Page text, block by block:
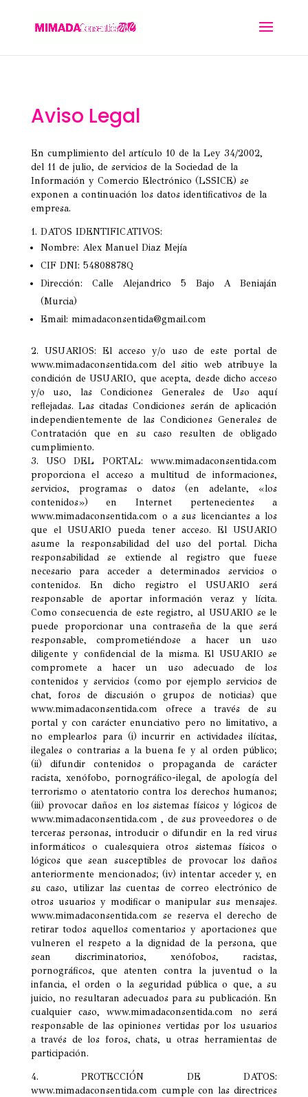
Aviso Legal
En cumplimiento del artículo 10 de la Ley 34/2002,
del 11 de julio, de servicios de la Sociedad de la
Información y Comercio Electrónico (LSSICE) se
exponen a continuación los datos identificativos de la
empresa.
1. DATOS IDENTIFICATIVOS:
Nombre: Alex Manuel Diaz Mejía
CIF DNI: 54808878Q
Dirección: Calle Alejandrico 5 Bajo ABeniaján
(Murcia)
Email: mimadaconsentida@gmail.com
2. USUARIOS: El acceso y/o uso de este portal de
www.mimadaconsentida.com del sitio web atribuye la
condición de USUARIO, que acepta, desde dicho acceso
y/o uso, las Condiciones Generales de Uso aquí
reflejadas. Las citadas Condiciones serán de aplicación
independientemente de las Condiciones Generales de
Contratación que en su caso resulten de obligado
cumplimiento.
3. USO DEL PORTAL: www.mimadaconsentida.com
proporciona el acceso a multitud de informaciones,
servicios, programas o datos (en adelante, «los
contenidos») en Internet pertenecientes a
www.mimadaconsentida.com o a sus licenciantes a los
que el USUARIO pueda tener acceso. El USUARIO
asume la responsabilidad del uso del portal. Dicha
responsabilidad se extiende al registro que fuese
necesario para acceder a determinados servicios o
contenidos. En dicho registro el USUARIO será
responsable de aportar información veraz y lícita.
Como consecuencia de este registro, al USUARIO se le
puede proporcionar una contraseña de la que será
responsable, comprometiéndose a hacer un uso
diligente y confidencial de la misma. El USUARIO se
compromete a hacer un uso adecuado de los
contenidos y servicios (como por ejemplo servicios de
chat, foros de discusión o grupos de noticias) que
www.mimadaconsentida.com ofrece a través de su
portal y con carácter enunciativo pero no limitativo, a
no emplearlos para (i) incurrir en actividades ilícitas,
ilegales o contrarias a la buena fe y al orden público;
(ii) difundir contenidos o propaganda de carácter
racista, xenófobo, pornográfico-ilegal, de apología del
terrorismo o atentatorio contra los derechos humanos;
(iii) provocar daños en los sistemas físicos y lógicos de
www.mimadaconsentida.com , de sus proveedores o de
terceras personas, introducir o difundir en la red virus
informáticos o cualesquiera otros sistemas físicos o
lógicos que sean susceptibles de provocar los daños
anteriormente mencionados; (iv) intentar acceder y, en
su caso, utilizar las cuentas de correo electrónico de
otros usuarios y modificar o manipular sus mensajes.
www.mimadaconsentida.com se reserva el derecho de
retirar todos aquellos comentarios y aportaciones que
vulneren el respeto a la dignidad de la persona, que
sean discriminatorios, xenófobos, racistas,
pornográficos, que atenten contra la juventud o la
infancia, el orden o la seguridad pública o que, a su
juicio, no resultaran adecuados para su publicación. En
cualquier caso, www.mimadaconsentida.com no será
responsable de las opiniones vertidas por los usuarios
a través de los foros, chats, u otras herramientas de
participación.
4. PROTECCIÓN DE DATOS:
www.mimadaconsentida.com cumple con las directrices